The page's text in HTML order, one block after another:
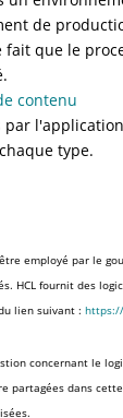
de
que le
contenu
type.
employé par le
HCL fournit des
lien suivant :
concernant le
partagées dans